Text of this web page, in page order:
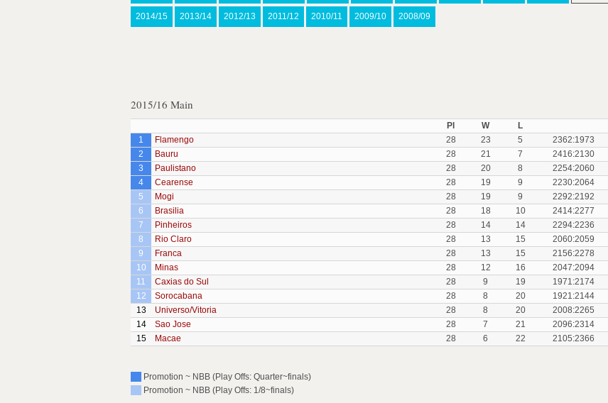
2014/15 2013/14 2012/13 2011/12 2010/11 2009/10 2008/09
2015/16 Main
Pl W L
1
Flamengo 28 23 5 2362:1973
2
Bauru 28 21 7 2416:2130
3
Paulistano 28 20 8 2254:2060
4
Cearense 28 19 9 2230:2064
5
Mogi 28 19 9 2292:2192
6
Brasilia 28 18 10 2414:2277
7
Pinheiros 28 14 14 2294:2236
8
Rio Claro 28 13 15 2060:2059
9
Franca 28 13 15 2156:2278
10
Minas 28 12 16 2047:2094
11
Caxias do Sul 28 9 19 1971:2174
12
Sorocabana 28 8 20 1921:2144
13
Universo/Vitoria 28 8 20 2008:2265
14
Sao Jose 28 7 21 2096:2314
15
Macae 28 6 22 2105:2366
Promotion ~ NBB (Play Offs: Quarter~finals)
Promotion ~ NBB (Play Offs: 1/8~finals)